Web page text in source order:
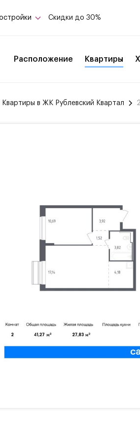
Скидки до 30%
Расположение Квартиры
Квартиры в ЖК Рублевский Квартал